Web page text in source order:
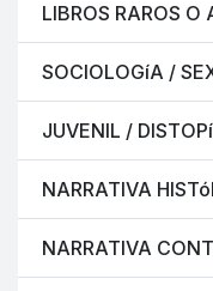
LIBROS RAROS O
SOCIOLOGíA /
JUVENIL /
NARRATIVA
NARRATIVA